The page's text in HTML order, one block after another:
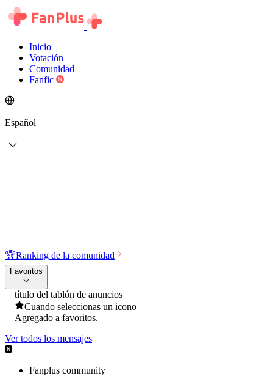
Inicio
Votación
Comunidad
Fanfic
Español
🏆Ranking de la comunidad
Favoritos
título del tablón de anuncios
Cuando seleccionas un icono
Agregado a favoritos.
Ver todos los mensajes
Fanplus community